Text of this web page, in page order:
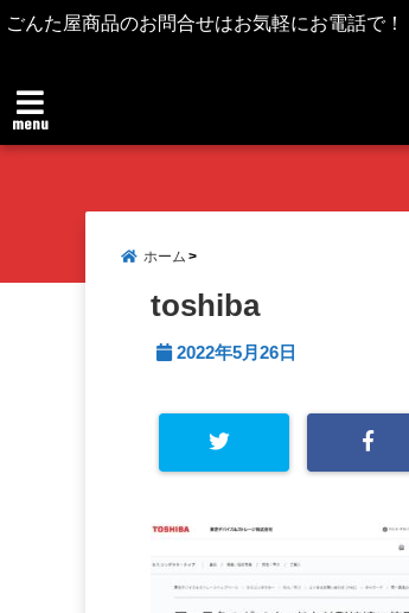
ごんた屋商品のお問合せはお気軽にお電話で！
menu
ホーム
toshiba
2022年5月26日